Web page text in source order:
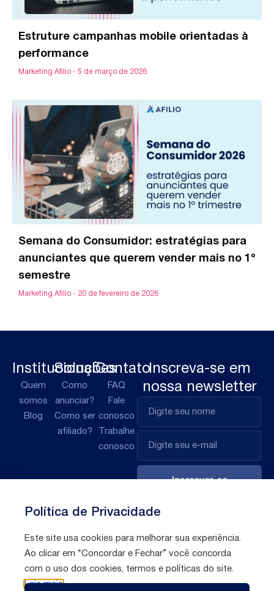
Estruture campanhas mobile orientadas à
performance
Marketing Afilio 5 de março de 2026
Semana do Consumidor: estratégias para
anunciantes que querem vender mais no 1º
semestre
Marketing Afilio 20 de fevereiro de 2026
Institucional
Quem
somos
Blog
Soluções
Como
anunciar?
Como ser
afiliado?
Contato
FAQ
Fale
conosco
Trabalhe
conosco
Inscreva-se em
nossa newsletter
Inscrever-se
Políticas de Todos direitos reservados © 2026 Afilio
Política de Privacidade
Este site usa cookies para melhorar sua experiência.
Ao clicar em “Concordar e Fechar” você concorda
com o uso dos cookies, termos e políticas do site.
Leia mais